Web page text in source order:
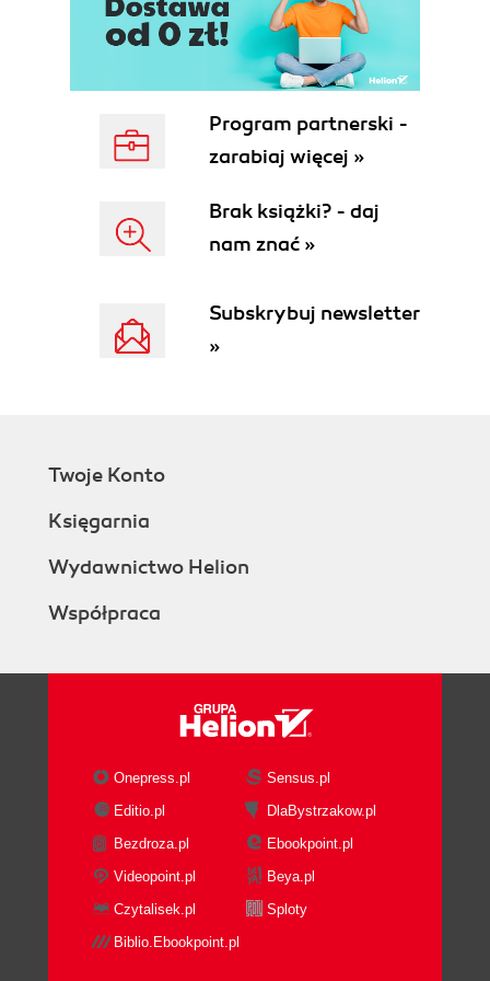
Program partnerski -
zarabiaj więcej »
Brak książki? - daj
nam znać »
Subskrybuj newsletter
»
Twoje Konto
Księgarnia
Wydawnictwo Helion
Współpraca
Onepress.pl
Sensus.pl
Editio.pl
DlaBystrzakow.pl
Bezdroza.pl
Ebookpoint.pl
Videopoint.pl
Beya.pl
Czytalisek.pl
Sploty
Biblio.Ebookpoint.pl